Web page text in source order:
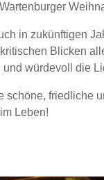
in zukünftigen
Blicken
würdevoll die
schöne, friedliche
Leben!